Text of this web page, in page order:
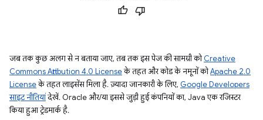
जब तक कुछ अलग से न बताया जाए, तब तक इस पेज की सामग्री कोCreative
Commons Attribution 4.0 Licenseके तहत और कोड के नमूनों कोApache 2.0
Licenseके तहत लाइसेंस मिला है. ज़्यादा जानकारी के लिए, Google Developers
साइट नीतियांदेखें. Oracle और/या इससे जुड़ी हुई कंपनियों का, Java एक रजिस्टर
किया हुआ ट्रेडमार्क है.